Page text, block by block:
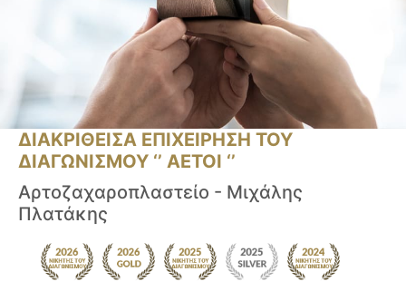
ΔΙΑΚΡΙΘΕΙΣΑ ΕΠΙΧΕΙΡΗΣΗ ΤΟΥ
ΔΙΑΓΩΝΙΣΜΟΥ ‘’ ΑΕΤΟΙ ‘’
Αρτοζαχαροπλαστείο - Μιχάλης
Πλατάκης